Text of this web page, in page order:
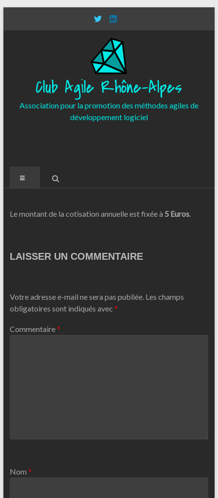
contenu
Club Agile Rhône-Alpes
Association pour la promotion des méthodes agiles de
développement logiciel
Menu
Le montant de la cotisation annuelleest fixée à 5 Euros.
LAISSER UN COMMENTAIRE
Votre adresse e-mail ne sera pas publiée. Les champs
obligatoires sont indiqués avec *
Commentaire*
Nom *